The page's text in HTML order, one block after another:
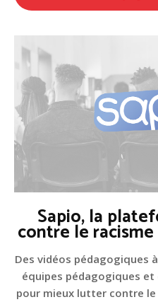
Sapio, la
contre le
Des vidéos pédagogiques
équipes pédagogiques
pour mieux lutter contre